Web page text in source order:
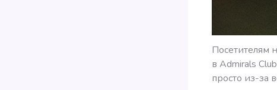
Посетителям
в Admirals
просто из-за